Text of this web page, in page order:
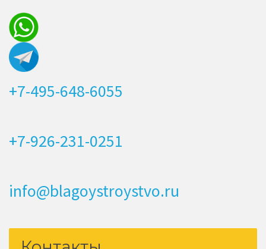
+7-495-648-6055
+7-926-231-0251
info@blagoystroystvo.ru